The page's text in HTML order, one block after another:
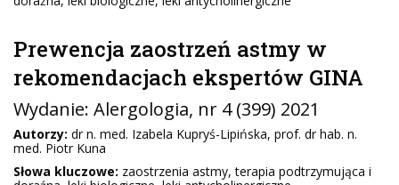
Prewencja zaostrzeń astmy w
rekomendacjach ekspertów GINA
Wydanie: Alergologia, nr 4 (399) 2021
Autorzy: dr n. med. Izabela Kupryś-Lipińska, prof. dr hab. n.
med. Piotr Kuna
Słowa kluczowe: zaostrzenia astmy, terapia podtrzymująca i